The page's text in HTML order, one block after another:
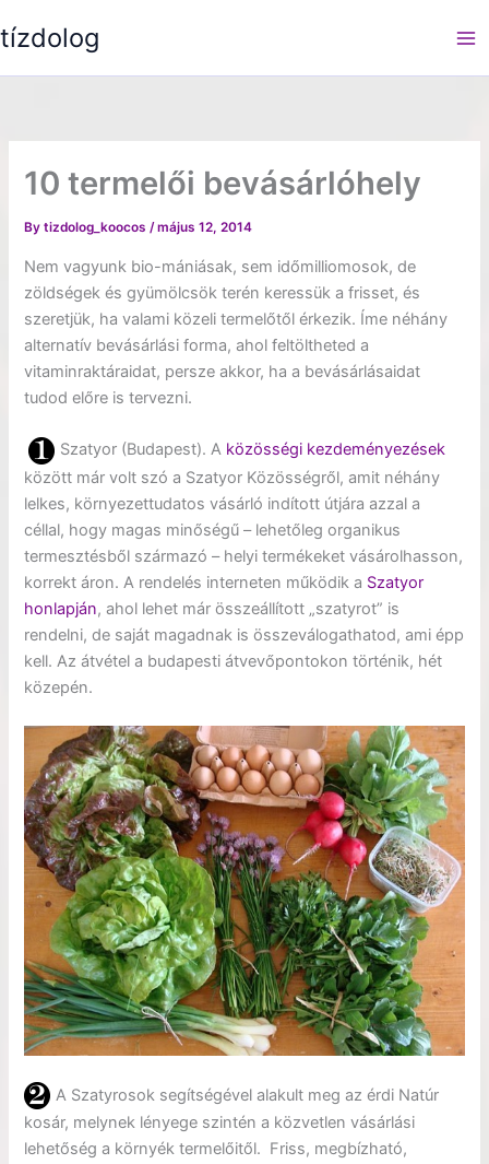
to
tízdolog
10 termelői bevásárlóhely
Bytizdolog_koocos/május 12, 2014
Nem vagyunk bio-mániásak, sem időmilliomosok, de
zöldségek és gyümölcsök terén keressük a frisset, és
szeretjük, ha valami közeli termelőtől érkezik. Íme néhány
alternatív bevásárlási forma, ahol feltöltheted a
vitaminraktáraidat, persze akkor, ha a bevásárlásaidat
tudod előre is tervezni.
Szatyor (Budapest). A közösségi kezdeményezések
között már volt szó a Szatyor Közösségről, amit néhány
lelkes, környezettudatos vásárló indított útjára azzal a
céllal, hogy magas minőségű – lehetőleg organikus
termesztésből származó – helyi termékeket vásárolhasson,
korrekt áron. A rendelés interneten működik a Szatyor
honlapján, ahol lehet már összeállított „szatyrot” is
rendelni, de saját magadnak is összeválogathatod, ami épp
kell. Az átvétel a budapesti átvevőpontokon történik, hét
közepén.
A Szatyrosok segítségével alakult meg az érdi Natúr
kosár, melynek lényege szintén a közvetlen vásárlási
lehetőség a környék termelőitől. Friss, megbízható,